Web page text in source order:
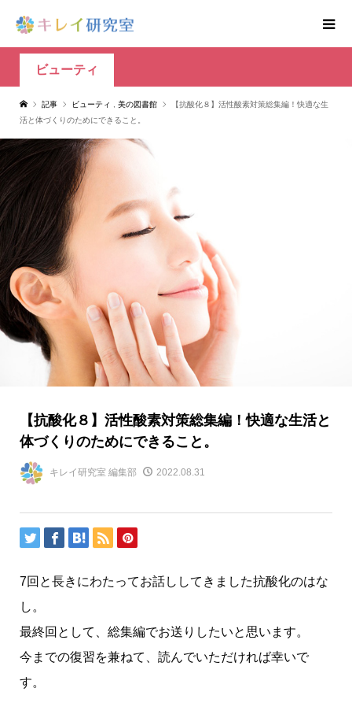
ビューティ
記事 ビューティ 美の図書館
【抗酸化８】活性酸素対策総集編！快適な生
活と体づくりのためにできること。
【抗酸化８】活性酸素対策総集編！快適な生活と
体づくりのためにできること。
キレイ研究室 編集部 2022.08.31
7回と長きにわたってお話ししてきました抗酸化のはな
し。
最終回として、総集編でお送りしたいと思います。
今までの復習を兼ねて、読んでいただければ幸いで
す。